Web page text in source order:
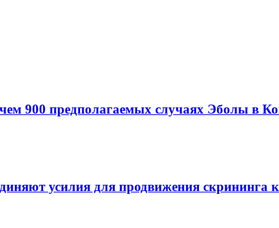
900 предполагаемых случаях Эболы в
усилия для продвижения скрининга